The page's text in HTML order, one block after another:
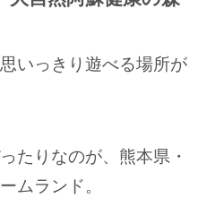
いっきり遊べる場所が
たりなのが、熊本県・
ムランド。